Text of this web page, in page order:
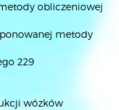
obliczeniowej
metody
229
wózków